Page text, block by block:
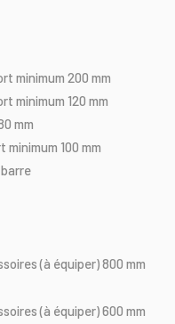
minimum 200 mm
minimum 120 mm
mm
minimum 100 mm
barre
(à équiper)800 mm
(à équiper)600 mm